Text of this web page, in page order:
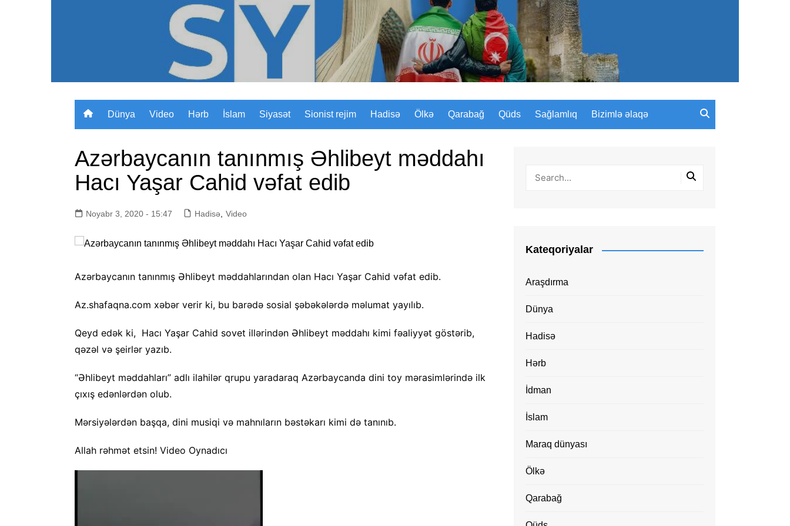
Sizinyol.org
Dünya Video Hərb İslam Siyasət Sionist rejim Hadisə Ölkə Qarabağ Qüds Sağlamlıq Bizimlə əlaqə
Azərbaycanın tanınmış Əhlibeyt məddahı
Hacı Yaşar Cahid vəfat edib
Noyabr 3, 2020 - 15:47 Hadisə Video
Azərbaycanın tanınmış Əhlibeyt məddahlarından olan Hacı Yaşar Cahid vəfat edib.
Az.shafaqna.com xəbər verir ki, bu barədə sosial şəbəkələrdə məlumat yayılıb.
Qeyd edək ki, Hacı Yaşar Cahid sovet illərindən Əhlibeyt məddahı kimi fəaliyyət göstərib,
qəzəl və şeirlər yazıb.
“Əhlibeyt məddahları” adlı ilahilər qrupu yaradaraq Azərbaycanda dini toy mərasimlərində ilk
çıxış edənlərdən olub.
Mərsiyələrdən başqa, dini musiqi və mahnıların bəstəkarı kimi də tanınıb.
Allah rəhmət etsin! Video Oynadıcı
Kateqoriyalar
Araşdırma
Dünya
Hadisə
Hərb
İdman
İslam
Maraq dünyası
Ölkə
Qarabağ